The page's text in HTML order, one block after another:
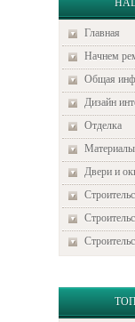
Главная
Начнем
Общая
Дизайн
Отделка
Материалы
Двери и